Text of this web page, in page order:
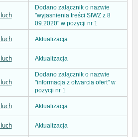
Dodano załącznik o nazwie
"wyjasnienia treści SIWZ z 8
09.2020" w pozycji nr 1
Aktualizacja
Aktualizacja
Dodano załącznik o nazwie
"informacja z otwarcia ofert" w
pozycji nr 1
Aktualizacja
Aktualizacja